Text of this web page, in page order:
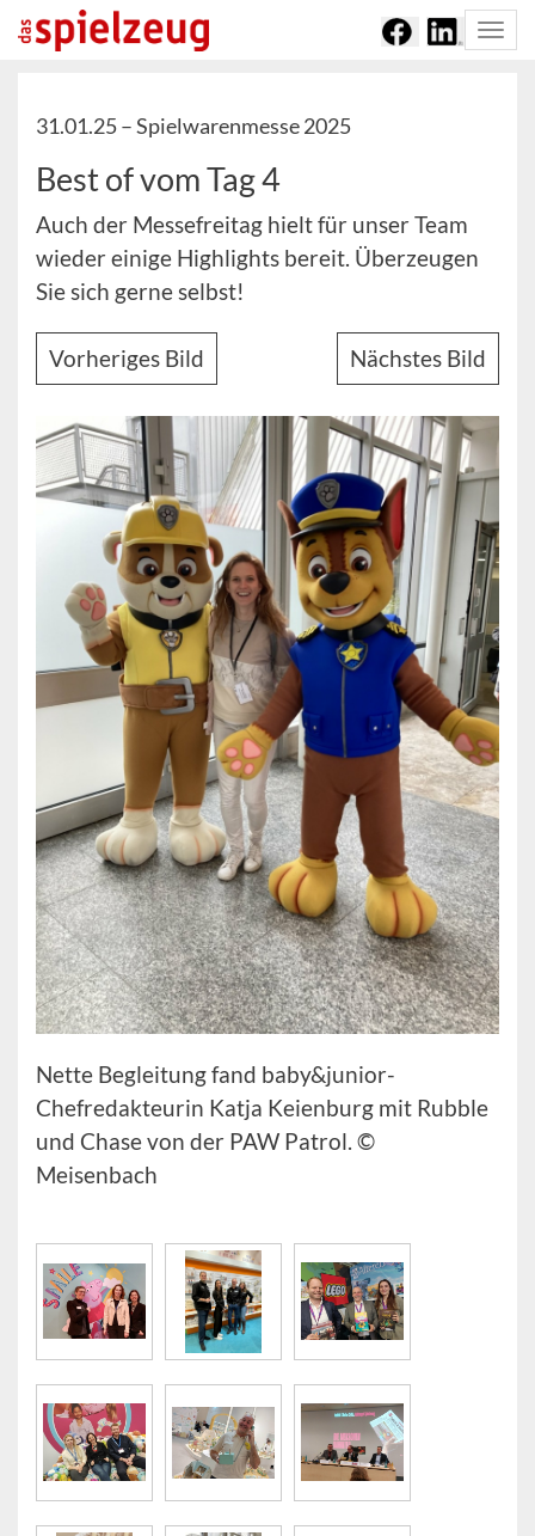
31.01.25 –Spielwarenmesse 2025
Best of vom Tag 4
Auch der Messefreitag hielt für unser Team
wieder einige Highlights bereit. Überzeugen
Sie sich gerne selbst!
Vorheriges Bild Nächstes Bild
Nette Begleitung fand baby&junior-
Chefredakteurin Katja Keienburg mit Rubble
und Chase von der PAW Patrol. ©
Meisenbach